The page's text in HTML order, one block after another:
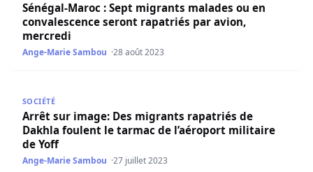
Sénégal-Maroc : Sept migrants malades ou en
convalescence seront rapatriés par avion,
mercredi
Ange-Marie Sambou 28 août 2023
SOCIÉTÉ
Arrêt sur image: Des migrants rapatriés de
Dakhla foulent le tarmac de l’aéroport militaire
de Yoff
Ange-Marie Sambou 27 juillet 2023